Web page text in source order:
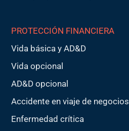
PROTECCIÓN FINANCIERA
Vida básica y AD&D
Vida opcional
AD&D opcional
Accidente en viaje de negocios
Enfermedad crítica